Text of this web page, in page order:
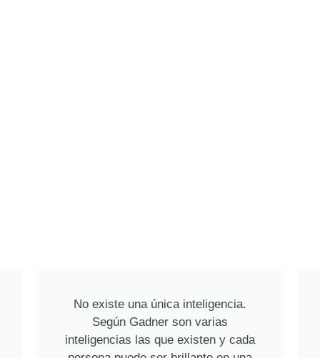
No existe una única inteligencia.
Según Gadner son varias
inteligencias las que existen y cada